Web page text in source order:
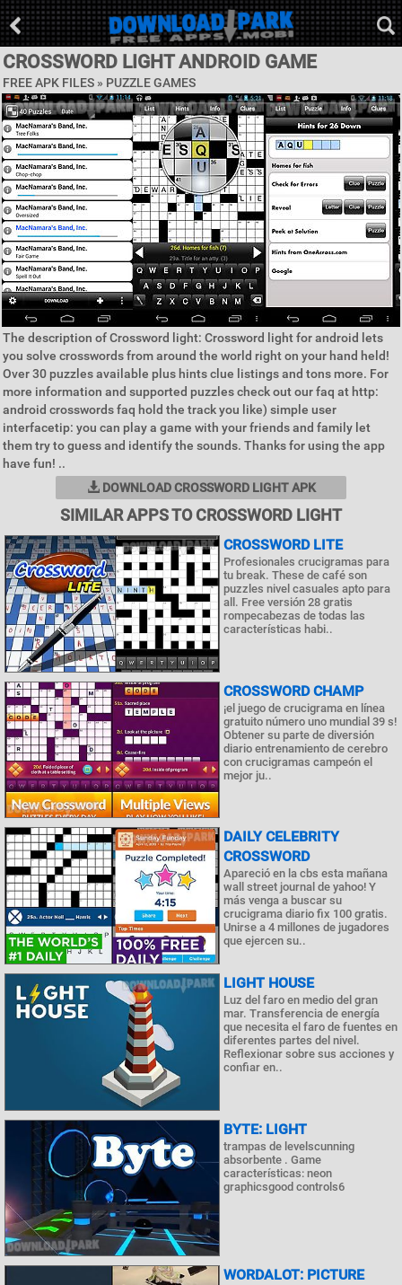
CROSSWORD LIGHT ANDROID GAME
FREE APK FILES » PUZZLE GAMES
The description of Crossword light: Crossword light for android lets
you solve crosswords from around the world right on your hand held!
Over 30 puzzles available plus hints clue listings and tons more. For
more information and supported puzzles check out our faq at http:
android crosswords faq hold the track you like) simple user
interfacetip: you can play a game with your friends and family let
them try to guess and identify the sounds. Thanks for using the app
have fun! ..
DOWNLOAD CROSSWORD LIGHT APK
SIMILAR APPS TO CROSSWORD LIGHT
CROSSWORD LITE
Profesionales crucigramas para
tu break. These de café son
puzzles nivel casuales apto para
all. Free versión 28 gratis
rompecabezas de todas las
características habi..
CROSSWORD CHAMP
¡el juego de crucigrama en línea
gratuito número uno mundial 39 s!
Obtener su parte de diversión
diario entrenamiento de cerebro
con crucigramas campeón el
mejor ju..
DAILY CELEBRITY
CROSSWORD
Apareció en la cbs esta mañana
wall street journal de yahoo! Y
más venga a buscar su
crucigrama diario fix 100 gratis.
Unirse a 4 millones de jugadores
que ejercen su..
LIGHT HOUSE
Luz del faro en medio del gran
mar. Transferencia de energía
que necesita el faro de fuentes en
diferentes partes del nivel.
Reflexionar sobre sus acciones y
confiar en..
BYTE: LIGHT
trampas de levelscunning
absorbente . Game
características: neon
graphicsgood controls6
WORDALOT: PICTURE